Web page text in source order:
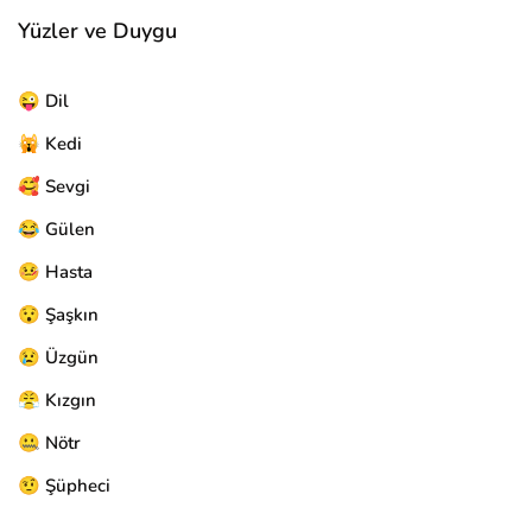
Yüzler ve Duygu
😜 Dil
🙀 Kedi
🥰 Sevgi
😂 Gülen
🤒 Hasta
😯 Şaşkın
😢 Üzgün
😤 Kızgın
🤐 Nötr
🤨 Şüpheci